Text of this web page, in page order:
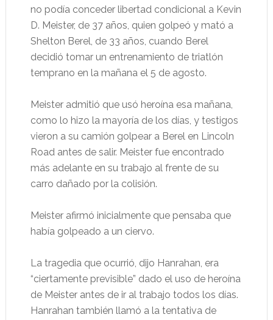
no podía conceder libertad condicional a Kevin
D. Meister, de 37 años, quien golpeó y mató a
Shelton Berel, de 33 años, cuando Berel
decidió tomar un entrenamiento de triatlón
temprano en la mañana el 5 de agosto.
Meister admitió que usó heroína esa mañana,
como lo hizo la mayoría de los días, y testigos
vieron a su camión golpear a Berel en Lincoln
Road antes de salir. Meister fue encontrado
más adelante en su trabajo al frente de su
carro dañado por la colisión.
Meister afirmó inicialmente que pensaba que
había golpeado a un ciervo.
La tragedia que ocurrió, dijo Hanrahan, era
“ciertamente previsible” dado el uso de heroína
de Meister antes de ir al trabajo todos los días.
Hanrahan también llamó a la tentativa de